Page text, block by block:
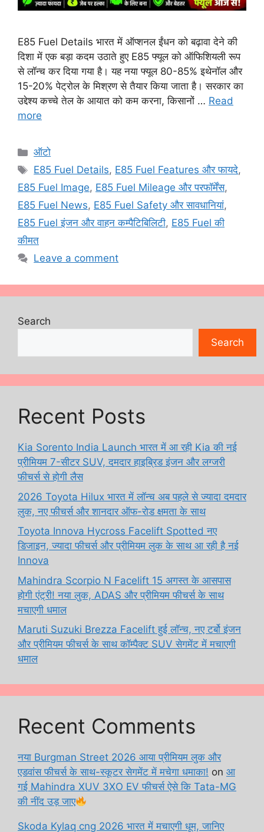
E85 Fuel Details भारत में ऑप्शनल ईंधन को बढ़ावा देने की
दिशा में एक बड़ा कदम उठाते हुए E85 फ्यूल को ऑफिशियली रूप
से लॉन्च कर दिया गया है। यह नया फ्यूल 80-85% इथेनॉल और
15-20% पेट्रोल के मिश्रण से तैयार किया जाता है। सरकार का
उद्देश्य कच्चे तेल के आयात को कम करना, किसानों … Read
more
Categories
ऑटो
Tags
E85 Fuel Details, E85 Fuel Features और फायदे,
E85 Fuel Image, E85 Fuel Mileage और परफॉर्मेंस,
E85 Fuel News, E85 Fuel Safety और सावधानियां,
E85 Fuel इंजन और वाहन कम्पैटिबिलिटी, E85 Fuel की
कीमत
Leave a comment
Search
Search
Recent Posts
Kia Sorento India Launch भारत में आ रही Kia की नई
प्रीमियम 7-सीटर SUV, दमदार हाइब्रिड इंजन और लग्जरी
फीचर्स से होगी लैस
2026 Toyota Hilux भारत में लॉन्च अब पहले से ज्यादा दमदार
लुक, नए फीचर्स और शानदार ऑफ-रोड क्षमता के साथ
Toyota Innova Hycross Facelift Spotted नए
डिजाइन, ज्यादा फीचर्स और प्रीमियम लुक के साथ आ रही है नई
Innova
Mahindra Scorpio N Facelift 15 अगस्त के आसपास
होगी एंट्री! नया लुक, ADAS और प्रीमियम फीचर्स के साथ
मचाएगी धमाल
Maruti Suzuki Brezza Facelift हुई लॉन्च, नए टर्बो इंजन
और प्रीमियम फीचर्स के साथ कॉम्पैक्ट SUV सेगमेंट में मचाएगी
धमाल
Recent Comments
नया Burgman Street 2026 आया प्रीमियम लुक और
एडवांस फीचर्स के साथ-स्कूटर सेगमेंट में मचेगा धमाका! on आ
गई Mahindra XUV 3XO EV फीचर्स ऐसे कि Tata-MG
की नींद उड़ जाए
Skoda Kylaq cng 2026 भारत में मचाएगी धूम, जानिए